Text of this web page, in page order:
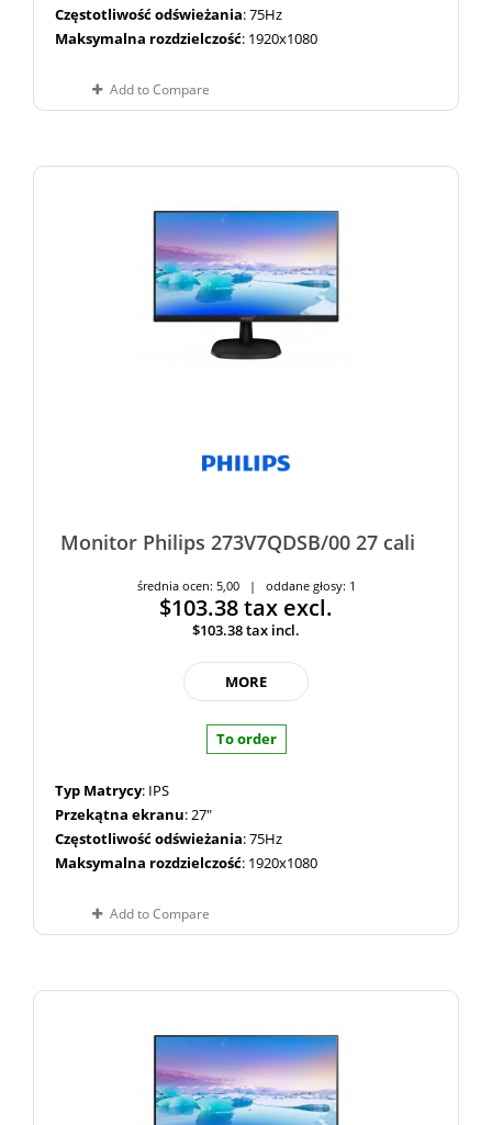
Częstotliwość odświeżania: 75Hz
Maksymalna rozdzielczość: 1920x1080
Add to Compare
Monitor Philips 273V7QDSB/00 27 cali
średnia ocen: 5,00 | oddane głosy: 1
$103.38tax excl.
$103.38tax incl.
MORE
To order
Typ Matrycy: IPS
Przekątna ekranu: 27"
Częstotliwość odświeżania: 75Hz
Maksymalna rozdzielczość: 1920x1080
Add to Compare